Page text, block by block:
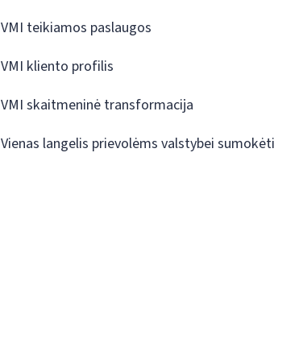
VMI teikiamos paslaugos
VMI kliento profilis
VMI skaitmeninė transformacija
Vienas langelis prievolėms valstybei sumokėti